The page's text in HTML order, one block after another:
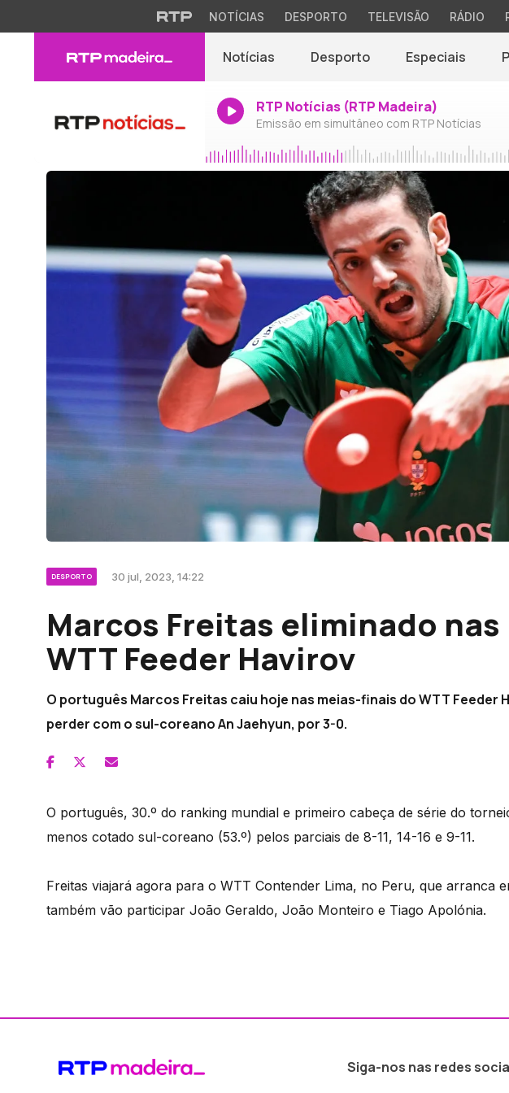
NOTÍCIAS DESPORTO TELEVISÃO RÁDIO
Notícias Desporto Especiais
RTP Notícias (RTP Madeira)
Emissão em simultâneo com RTP Notícias
DESPORTO 30 jul, 2023, 14:22
Marcos Freitas eliminado nas
WTT Feeder Havirov
O português Marcos Freitas caiu hoje nas meias-finais do WTT Feeder
perder com o sul-coreano An Jaehyun, por 3-0.
O português, 30.º do ranking mundial e primeiro cabeça de série do
menos cotado sul-coreano (53.º) pelos parciais de 8-11, 14-16 e 9-11.
Freitas viajará agora para o WTT Contender Lima, no Peru, que arranca
também vão participar João Geraldo, João Monteiro e Tiago Apolónia.
Siga-nos nas redes